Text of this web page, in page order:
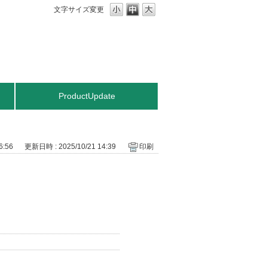
文字サイズ変更
ProductUpdate
更新日時 : 2025/10/21 14:39 印刷